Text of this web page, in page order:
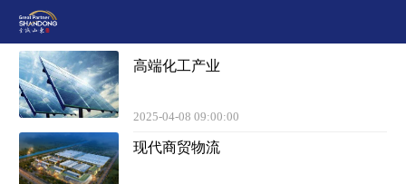
高端化工产业
2025-04-08 09:00:00
现代商贸物流